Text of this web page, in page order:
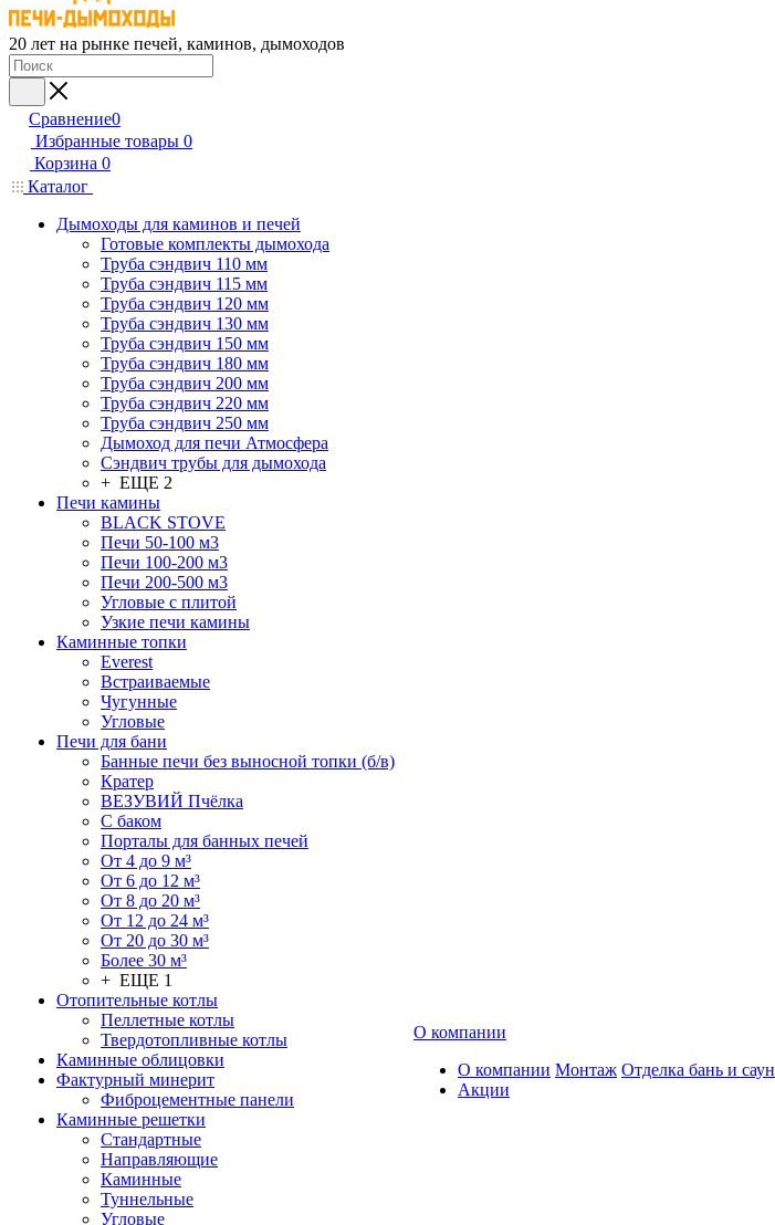
20 лет на рынке печей, каминов, дымоходов
Сравнение0
Избранные товары 0
Корзина 0
Каталог
Дымоходы для каминов и печей
Готовые комплекты дымохода
Труба сэндвич 110 мм
Труба сэндвич 115 мм
Труба сэндвич 120 мм
Труба сэндвич 130 мм
Труба сэндвич 150 мм
Труба сэндвич 180 мм
Труба сэндвич 200 мм
Труба сэндвич 220 мм
Труба сэндвич 250 мм
Дымоход для печи Атмосфера
Сэндвич трубы для дымохода
+ ЕЩЕ 2
Печи камины
BLACK STOVE
Печи 50-100 м3
Печи 100-200 м3
Печи 200-500 м3
Угловые с плитой
Узкие печи камины
Каминные топки
Everest
Встраиваемые
Чугунные
Угловые
Печи для бани
Банные печи без выносной топки (б/в)
Кратер
ВЕЗУВИЙ Пчёлка
С баком
Порталы для банных печей
От 4 до 9 м³
От 6 до 12 м³
От 8 до 20 м³
От 12 до 24 м³
От 20 до 30 м³
Более 30 м³
+ ЕЩЕ 1
Отопительные котлы
Пеллетные котлы
Твердотопливные котлы
Каминные облицовки
Фактурный минерит
Фиброцементные панели
Каминные решетки
Стандартные
Направляющие
Каминные
Туннельные
Угловые
О компании
О компании
Акции
Монтаж Отделка бань и саун